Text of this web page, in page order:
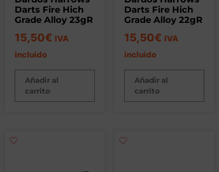
Darts Fire Hich
Grade Alloy 23gR
15,50€ IVA
incluido
Añadir al
carrito
Darts Fire Hich
Grade Alloy 22gR
15,50€ IVA
incluido
Añadir al
carrito